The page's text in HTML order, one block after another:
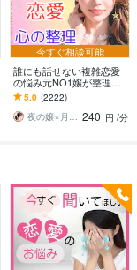
今すぐ相談可能
誰にも話せない複雑恋愛
の悩み元NO1嬢が整理し
ます 夜職女性への恋・夜
職恋愛・不倫・片思い・
年の差・遠距離・失恋
5.0 (2222)
夜の嬢⭐月島みと｜複雑恋愛カウンセラー 240 円 /分